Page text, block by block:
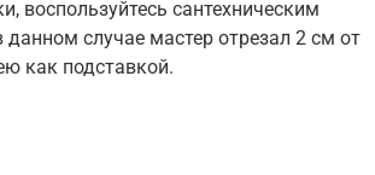
воспользуйтесь сантехническим
случае мастер отрезал 2 см от
как подставкой.